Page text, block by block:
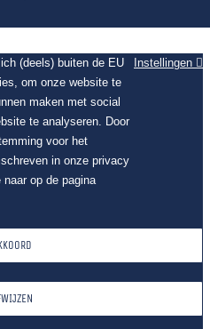
(deels) buiten de EU
om onze website te
maken met social
te analyseren. Door
voor het
in onze privacy
op de pagina
Instellingen